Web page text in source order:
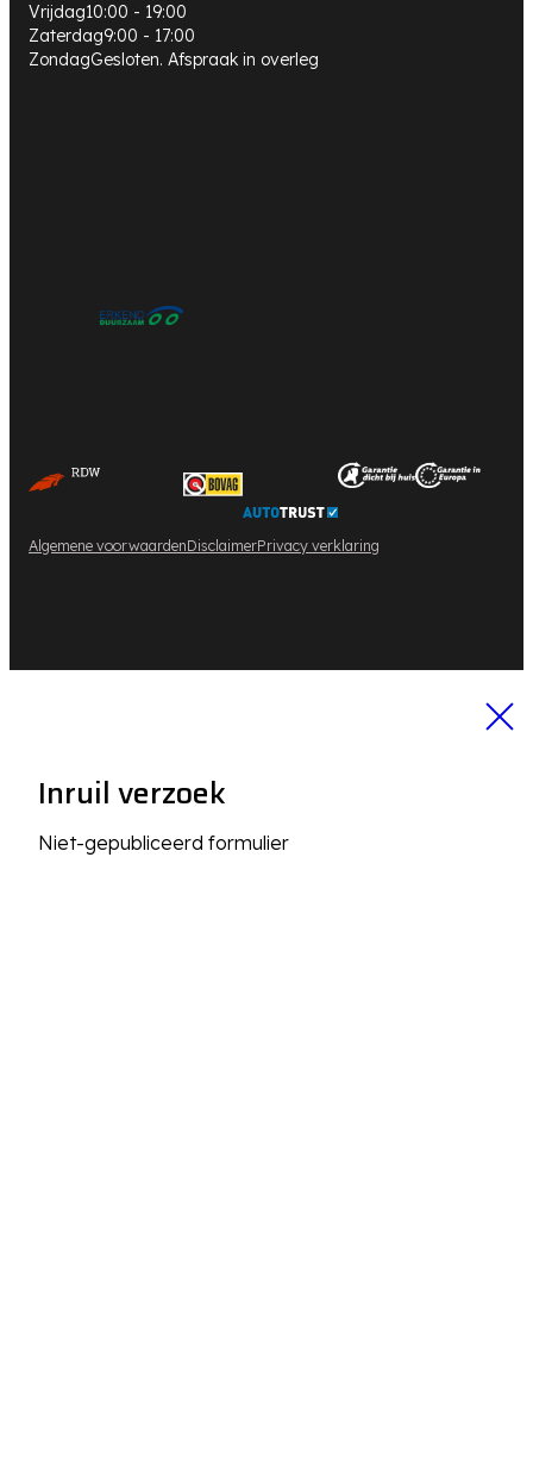
Vrijdag10:00 - 19:00
Zaterdag9:00 - 17:00
ZondagGesloten. Afspraak in overleg
Algemene voorwaardenDisclaimerPrivacy verklaring
Inruil verzoek
Niet-gepubliceerd formulier